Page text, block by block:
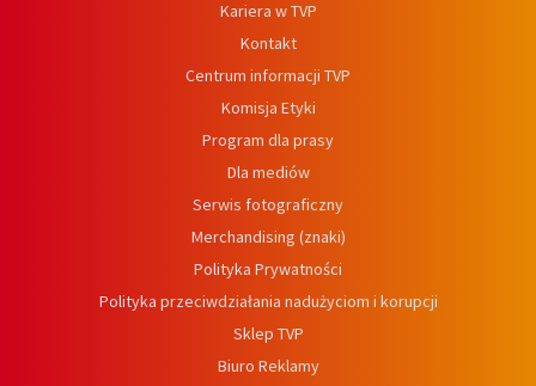
Kariera w TVP
Kontakt
Centrum informacji TVP
Komisja Etyki
Program dla prasy
Dla mediów
Serwis fotograficzny
Merchandising (znaki)
Polityka Prywatności
Polityka przeciwdziałania nadużyciom i korupcji
Sklep TVP
Biuro Reklamy